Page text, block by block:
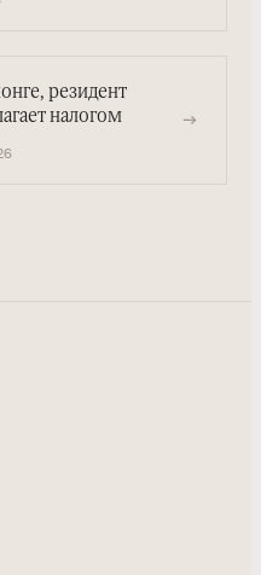
резидент
налогом
→